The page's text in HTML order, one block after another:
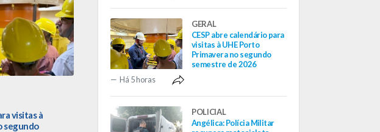
visitas à
segundo
GERAL
CESP abre calendário para
visitas à UHE Porto
Primavera no segundo
semestre de 2026
Há 5 horas
POLICIAL
Angélica: Polícia Militar